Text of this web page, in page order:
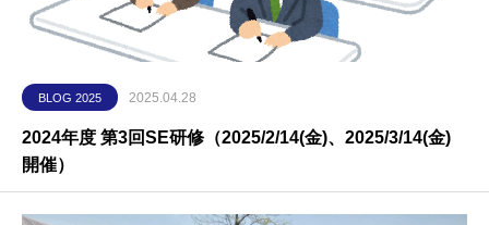
BLOG 2025 2025.04.28
2024年度 第3回SE研修（2025/2/14(金)、2025/3/14(金)
開催）